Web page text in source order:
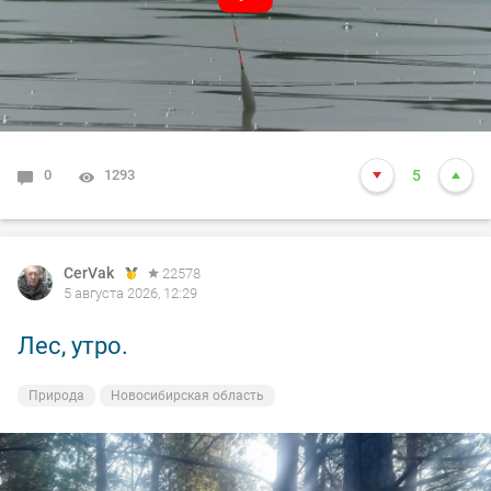
0 1293 5
CerVak
22578
5 августа 2026, 12:29
Лес, утро.
Природа Новосибирская область
CerVak
22578
5 августа 2026, 12:26
Кудряшевская протока.
На рыбалке Новосибирская область